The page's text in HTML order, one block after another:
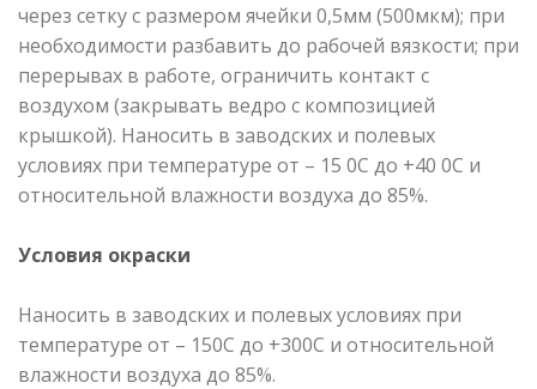
через сетку с размером ячейки 0,5мм (500мкм); при
необходимости разбавить до рабочей вязкости; при
перерывах в работе, ограничить контакт с
воздухом (закрывать ведро с композицией
крышкой). Наносить в заводских и полевых
условиях при температуре от – 15 0С до +40 0С и
относительной влажности воздуха до 85%.
Условия окраски
Наносить в заводских и полевых условиях при
температуре от – 150С до +300С и относительной
влажности воздуха до 85%.